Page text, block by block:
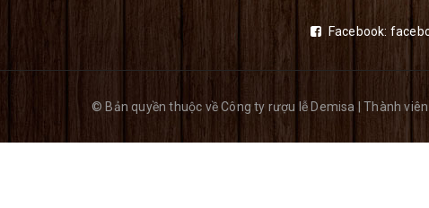
Facebook:
© Bản quyền thuộc về Công ty rượu lễ Demisa Thành viên